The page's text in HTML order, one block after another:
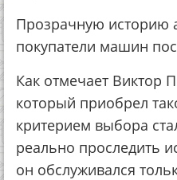
Прозрачную историю
покупатели машин
Как отмечает Виктор
который приобрел
критерием выбора
реально проследить
он обслуживался